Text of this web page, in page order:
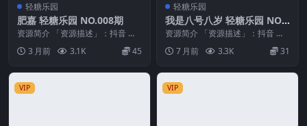
轻糖乐园
肥嘉 轻糖乐园 NO.008期
资源简介 「资源描述」：抖音 肥
嘉 轻糖乐园 NO.008期 【40P】
「资源...
3 月前 3.1K 45
轻糖乐园
我是八号八岁 轻糖乐园 NO.0
12期 最新至：2025.12.27
资源简介 「资源描述」：抖音 我
是八号八岁 轻糖乐园 NO.012期
【30P】...
7 月前 3.3K 31
VIP VIP